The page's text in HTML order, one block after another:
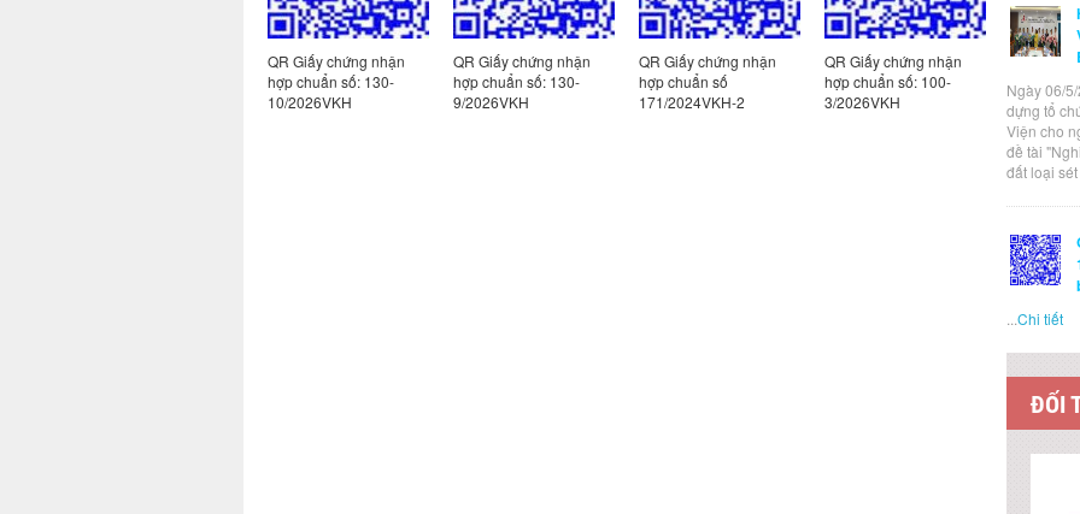
QR Giấy chứng nhận
hợp chuẩn số: 130-
10/2026VKH
QR Giấy chứng nhận
hợp chuẩn số: 130-
9/2026VKH
QR Giấy chứng nhận
hợp chuẩn số
171/2024VKH-2
QR Giấy chứng nhận
hợp chuẩn số: 100-
3/2026VKH
QR Giấy
hợp
2/
Ngày 06/
dựng tổ
Viện cho
đề tài
đất loại
...Chi tiết
ĐỐI